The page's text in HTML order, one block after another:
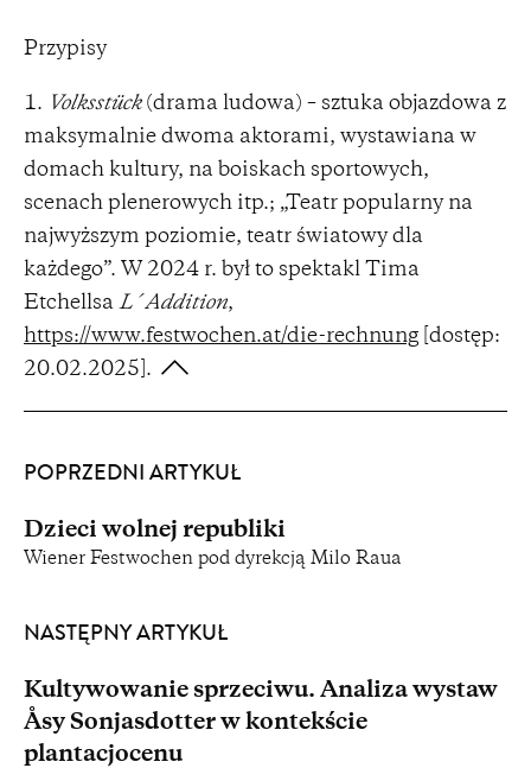
Przypisy
Volksstück(drama ludowa) – sztuka objazdowa z
maksymalnie dwoma aktorami, wystawiana w
domach kultury, na boiskach sportowych,
scenach plenerowych itp.; „Teatr popularny na
najwyższym poziomie, teatr światowy dla
każdego”. W 2024 r. był to spektakl Tima
Etchellsa L´Addition,
https://www.festwochen.at/die-rechnung [dostęp:
20.02.2025].
POPRZEDNI ARTYKUŁ
Dzieci wolnej republiki
Wiener Festwochen pod dyrekcją Milo Raua
NASTĘPNY ARTYKUŁ
Kultywowanie sprzeciwu. Analiza wystaw
Åsy Sonjasdotter w kontekście
plantacjocenu